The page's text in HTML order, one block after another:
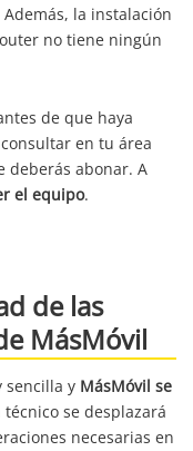
la instalación
no tiene ningún
de que haya
en tu área
deberás abonar. A
el equipo.
de las
MásMóvil
sencilla y MásMóvil se
técnico se desplazará
necesarias en